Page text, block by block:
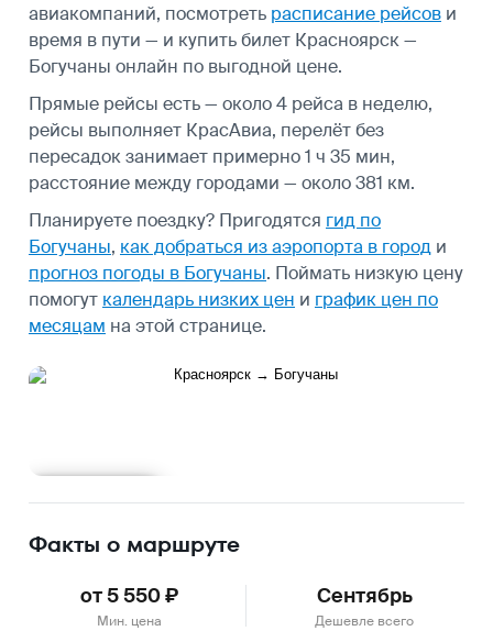
авиакомпаний, посмотреть расписание рейсов и
время в пути — и купить билет Красноярск —
Богучаны онлайн по выгодной цене.
Прямые рейсы есть — около 4 рейса в неделю,
рейсы выполняет КрасАвиа, перелёт без
пересадок занимает примерно 1 ч 35 мин,
расстояние между городами — около 381 км.
Планируете поездку? Пригодятся гид по
Богучаны, как добраться из аэропорта в город и
прогноз погоды в Богучаны. Поймать низкую цену
помогут календарь низких цен и график цен по
месяцам на этой странице.
Факты о маршруте
от 5 550 ₽
Мин. цена
Сентябрь
Дешевле всего